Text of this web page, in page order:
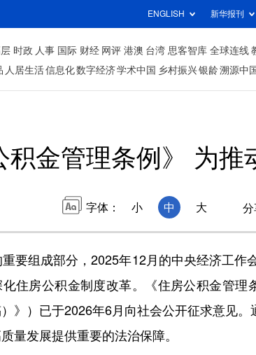
ENGLISH 新华报刊
时政 人事 国际 财经 网评 港澳 台湾 思客智库 全球连线
人居生活信息化数字经济学术中国 乡村振兴银龄溯源中国
积金管理条例》 为推
字体： 小 中 大 分
组成部分，2025年12月的中央经济工作
住房公积金制度改革。《住房公积金管理
》）已于2026年6月向社会公开征求意见。
量发展提供重要的法治保障。